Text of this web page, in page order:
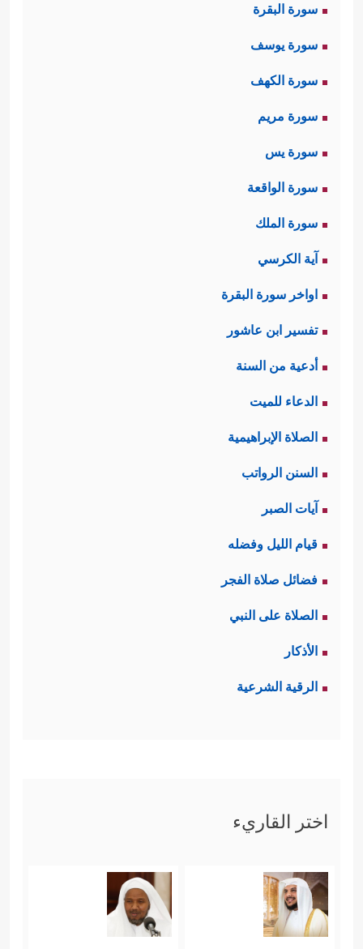
سورة البقرة
سورة يوسف
سورة الكهف
سورة مريم
سورة يس
سورة الواقعة
سورة الملك
آية الكرسي
اواخر سورة البقرة
تفسير ابن عاشور
أدعية من السنة
الدعاء للميت
الصلاة الإبراهيمية
السنن الرواتب
آيات الصبر
قيام الليل وفضله
فضائل صلاة الفجر
الصلاة على النبي
الأذكار
الرقية الشرعية
اختر القاريء